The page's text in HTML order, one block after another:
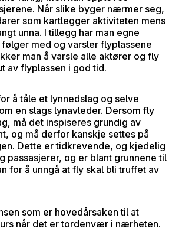
Når slike byger nærmer seg,
som kartlegger aktiviteten mens
unna. I tillegg har man egne
med og varsler flyplassene
man å varsle alle aktører og fly
av flyplassen i god tid.
å tåle et lynnedslag og selve
en slags lynavleder. Dersom fly
må det inspiseres grundig av
og må derfor kanskje settes på
Dette er tidkrevende, og kjedelig
passasjerer, og er blant grunnene til
for å unngå at fly skal bli truffet av
som er hovedårsaken til at
når det er tordenvær i nærheten.